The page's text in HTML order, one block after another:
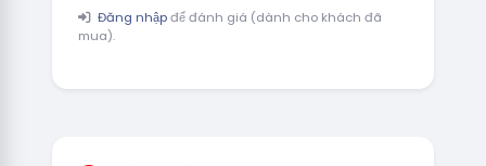
Đăng nhậpđể đánh giá (dành cho khách đã
mua).